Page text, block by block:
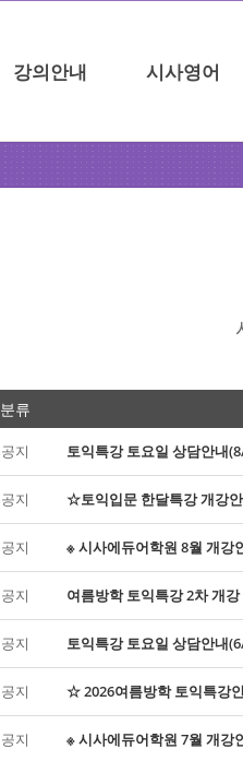
강의안내 시사영어
분류
공지 토익특강 토요일 상담안내
공지 ☆토익입문 한달특강 개강
공지 ※ 시사에듀어학원 8월 개강
공지 여름방학 토익특강 2차 개강
공지 토익특강 토요일 상담안내
공지 ☆ 2026여름방학 토익특강
공지 ※ 시사에듀어학원 7월 개강